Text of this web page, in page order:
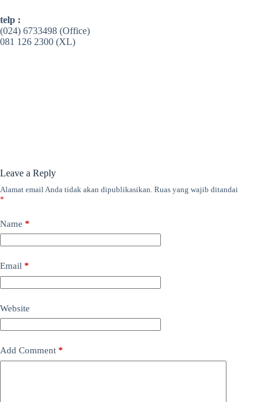
telp :
(024) 6733498 (Office)
081 126 2300 (XL)
Leave a Reply
Alamat email Anda tidak akan dipublikasikan. Ruas yang wajib ditandai
*
Name *
Email *
Website
Add Comment *